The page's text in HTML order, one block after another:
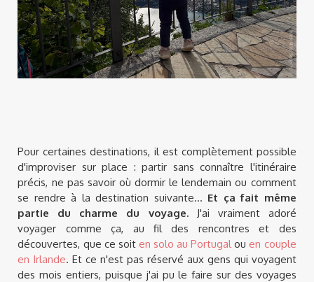
Pour certaines destinations, il est complètement possible
d'improviser sur place : partir sans connaître l'itinéraire
précis, ne pas savoir où dormir le lendemain ou comment
se rendre à la destination suivante... Et ça fait même
partie du charme du voyage. J'ai vraiment adoré
voyager comme ça, au fil des rencontres et des
découvertes, que ce soit en solo au Portugal ouen couple
en Irlande. Et ce n'est pas réservé aux gens qui voyagent
des mois entiers, puisque j'ai pu le faire sur des voyages